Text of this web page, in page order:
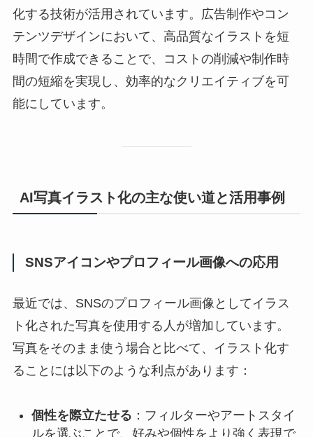
化する技術が活用されています。広告制作やコン
テンツデザインにおいて、高品質なイラストを短
時間で作成できることで、コストの削減や制作時
間の短縮を実現し、効率的なクリエイティブを可
能にしています。
AI写真イラスト化の主な使い道と活用事例
SNSアイコンやプロフィール画像への応用
最近では、SNSのプロフィール画像としてイラス
ト化された写真を使用する人が増加しています。
写真をそのまま使う場合と比べて、イラスト化す
ることには以下のような利点があります：
個性を際立たせる ：フィルターやアートスタイ
ルを選ぶことで、好みや個性をより強く表現で